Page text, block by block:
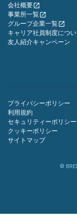
会社概要
事業所一覧
グループ企業一覧
キャリア社員制度につ
友人紹介キャンペーン
プライバシーポリシー
利用規約
セキュリティーポリシー
クッキーポリシー
サイトマップ
©